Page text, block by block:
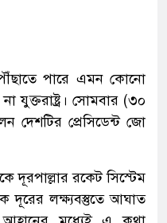
পারে এমন কোনো
যুক্তরাষ্ট্র। সোমবার (৩০
দেশটির প্রেসিডেন্ট জো
দূরপাল্লার রকেট সিস্টেম
দূরের লক্ষ্যবস্তুতে আঘাত